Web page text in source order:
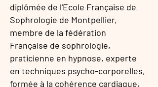
diplômée de l'Ecole Française de
Sophrologie de Montpellier,
membre de la fédération
Française de sophrologie,
praticienne en hypnose, experte
en techniques psycho-corporelles,
formée à la cohérence cardiaque,